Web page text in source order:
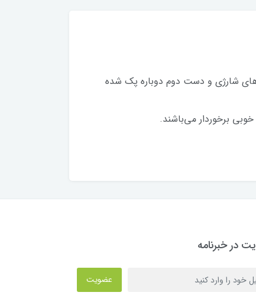
های شارژی و دست دوم دوباره پک شده
برخوردار می‌باشند.
در خبرنامه
عضویت